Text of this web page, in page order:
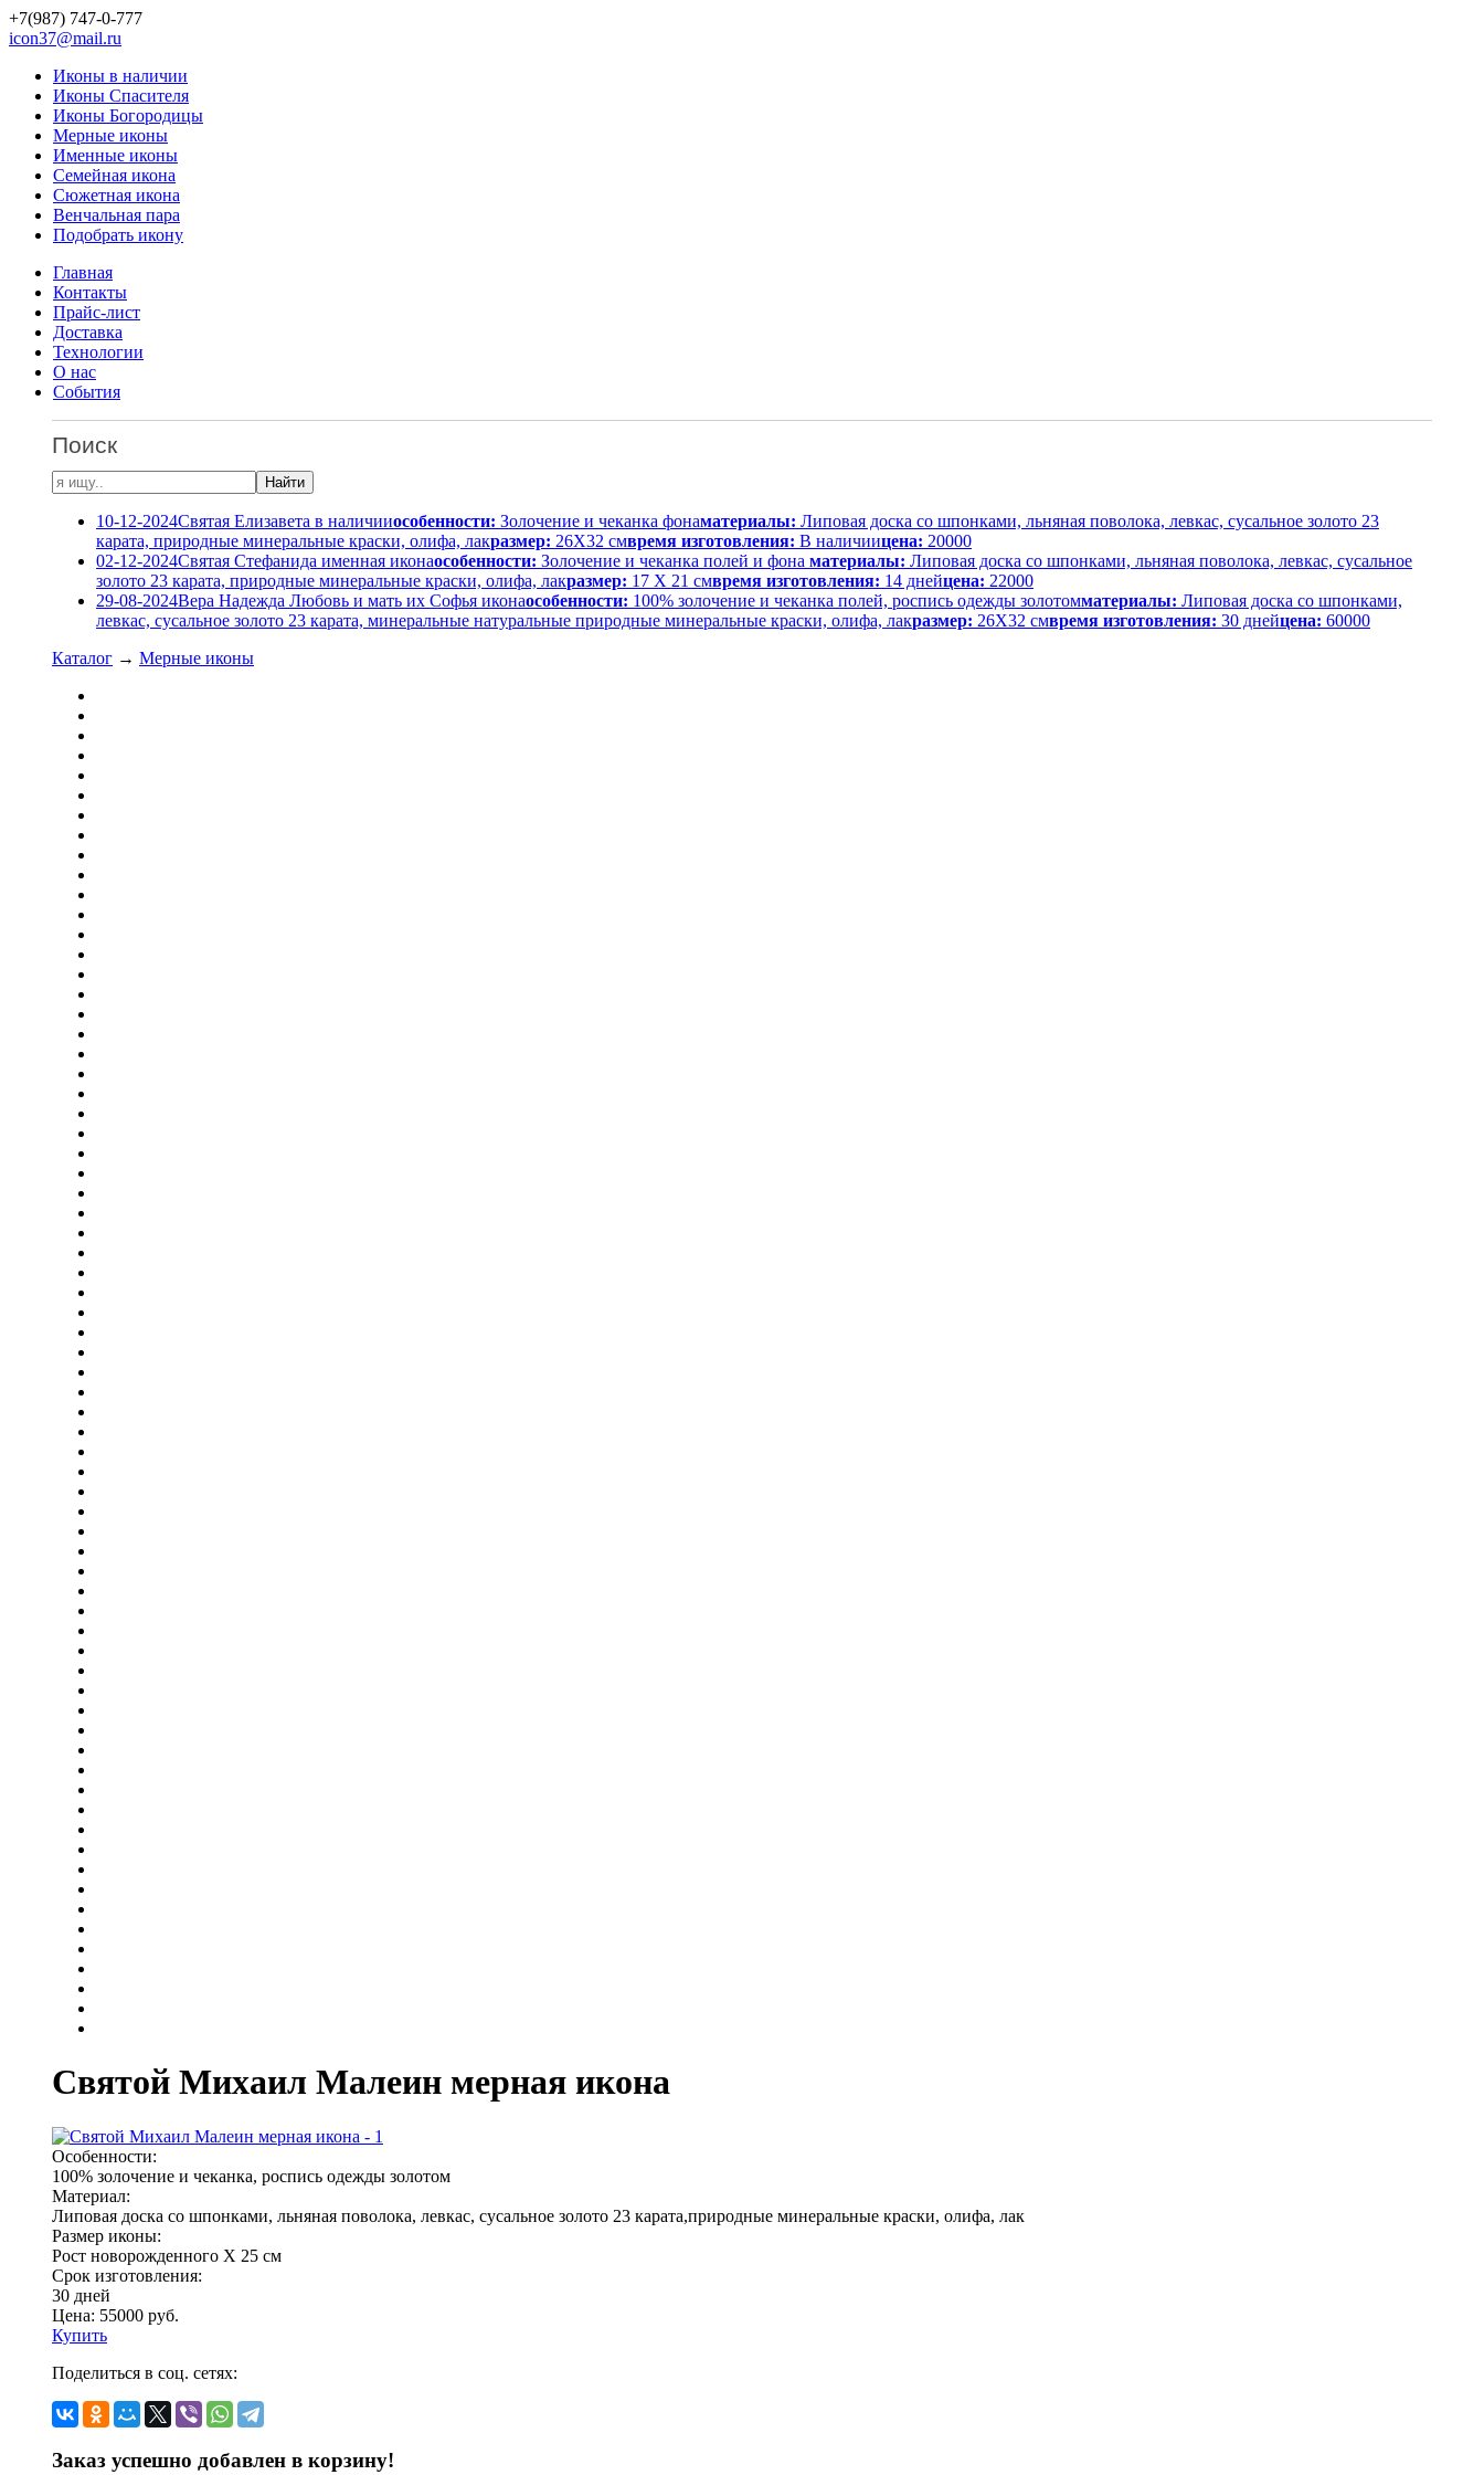
+7(987) 747-0-777
icon37@mail.ru
Иконы в наличии
Иконы Спасителя
Иконы Богородицы
Мерные иконы
Именные иконы
Семейная икона
Сюжетная икона
Венчальная пара
Подобрать икону
Главная
Контакты
Прайс-лист
Доставка
Технологии
О нас
События
Поиск
10-12-2024Святая Елизавета в наличииособенности: Золочение и чеканка фонаматериалы: Липовая доска со шпонками, льняная поволока, левкас, сусальное золото 23
карата, природные минеральные краски, олифа, лакразмер: 26Х32 смвремя изготовления: В наличиицена: 20000
02-12-2024Святая Стефанида именная иконаособенности: Золочение и чеканка полей и фона материалы: Липовая доска со шпонками, льняная поволока, левкас, сусальное
золото 23 карата, природные минеральные краски, олифа, лакразмер: 17 Х 21 смвремя изготовления: 14 днейцена: 22000
29-08-2024Вера Надежда Любовь и мать их Софья иконаособенности: 100% золочение и чеканка полей, роспись одежды золотомматериалы: Липовая доска со шпонками,
левкас, сусальное золото 23 карата, минеральные натуральные природные минеральные краски, олифа, лакразмер: 26Х32 смвремя изготовления: 30 днейцена: 60000
Каталог → Мерные иконы
Святой Михаил Малеин мерная икона
Особенности:
100% золочение и чеканка, роспись одежды золотом
Материал:
Липовая доска со шпонками, льняная поволока, левкас, сусальное золото 23 карата,природные минеральные краски, олифа, лак
Размер иконы:
Рост новорожденного Х 25 см
Срок изготовления:
30 дней
Цена: 55000 руб.
Купить
Поделиться в соц. сетях:
Заказ успешно добавлен в корзину!